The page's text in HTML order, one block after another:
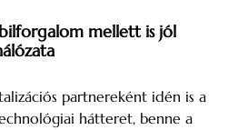
mellett is jól
partnereként idén is a
hátteret, benne a